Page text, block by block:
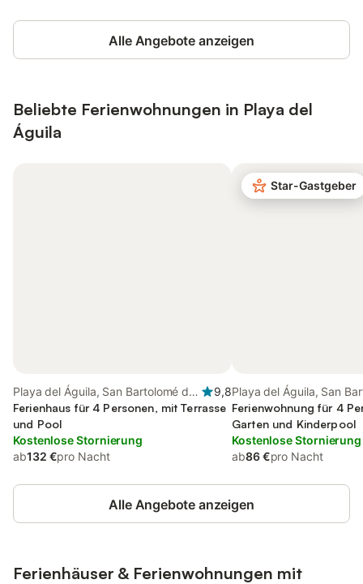
Alle Angebote anzeigen
Beliebte Ferienwohnungen in Playa del
Águila
Playa del Águila, San Bartolomé de
Tirajana
9,8
Ferienhaus für 4 Personen, mit Terrasse
und Pool
Kostenlose Stornierung
ab132 €pro Nacht
Star-Gastgeber
Playa del Águila, San
Tirajana
Ferienwohnung für 4
Garten und Kinderpool
Kostenlose Stornierung
ab86 €pro Nacht
Alle Angebote anzeigen
Ferienhäuser & Ferienwohnungen mit